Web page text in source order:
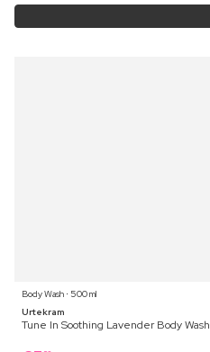
Body Wash ⋅ 500 ml
Urtekram
Tune In Soothing Lavender Body Wash